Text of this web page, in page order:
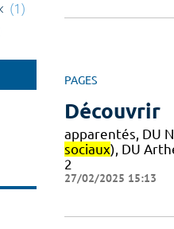
PAGES
Découvrir
apparentés, DU
sociaux), DU
2
27/02/2025 15:13
(1)